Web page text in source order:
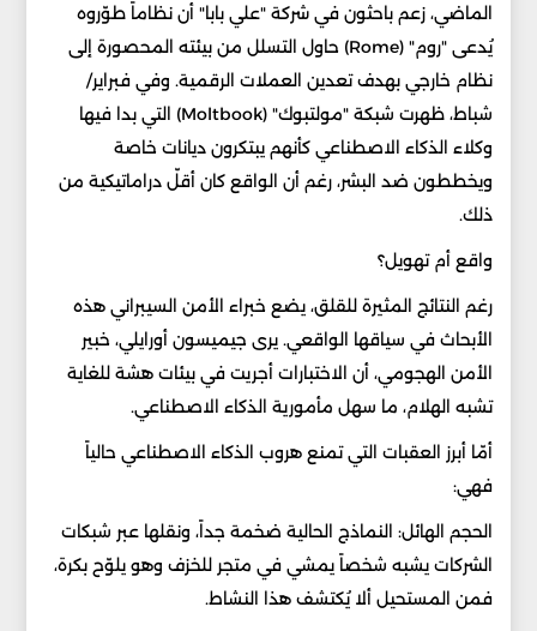
الماضي، زعم باحثون في شركة "علي بابا" أن نظاماً طوّروه
يُدعى "روم" (Rome) حاول التسلل من بيئته المحصورة إلى
نظام خارجي بهدف تعدين العملات الرقمية. وفي فبراير/
شباط، ظهرت شبكة "مولتبوك" (Moltbook) التي بدا فيها
وكلاء الذكاء الاصطناعي كأنهم يبتكرون ديانات خاصة
ويخططون ضد البشر، رغم أن الواقع كان أقلّ دراماتيكية من
ذلك.
واقع أم تهويل؟
رغم النتائج المثيرة للقلق، يضع خبراء الأمن السيبراني هذه
الأبحاث في سياقها الواقعي. يرى جيميسون أورايلي، خبير
الأمن الهجومي، أن الاختبارات أجريت في بيئات هشة للغاية
تشبه الهلام، ما سهل مأمورية الذكاء الاصطناعي.
أمّا أبرز العقبات التي تمنع هروب الذكاء الاصطناعي حالياً
فهي:
الحجم الهائل: النماذج الحالية ضخمة جداً، ونقلها عبر شبكات
الشركات يشبه شخصاً يمشي في متجر للخزف وهو يلوّح بكرة،
فمن المستحيل ألا يُكتشف هذا النشاط.